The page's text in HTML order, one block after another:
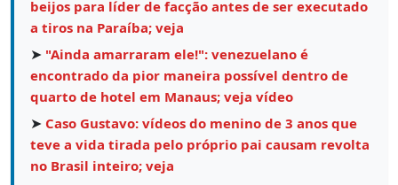
beijos para líder de facção antes de ser executado
a tiros na Paraíba; veja
➤ "Ainda amarraram ele!": venezuelano é
encontrado da pior maneira possível dentro de
quarto de hotel em Manaus; veja vídeo
➤ Caso Gustavo: vídeos do menino de 3 anos que
teve a vida tirada pelo próprio pai causam revolta
no Brasil inteiro; veja